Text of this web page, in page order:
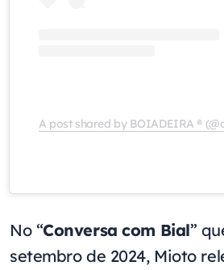
A post shared by BOIADEIRA ®
No “Conversa com Bial”
setembro de 2024, Mioto